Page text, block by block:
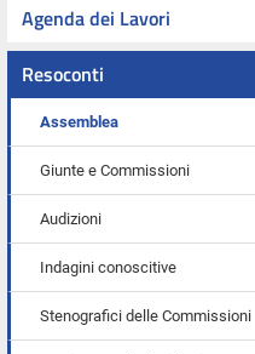
Agenda dei Lavori
Resoconti
Assemblea
Giunte e Commissioni
Audizioni
Indagini conoscitive
Stenografici delle Commissioni